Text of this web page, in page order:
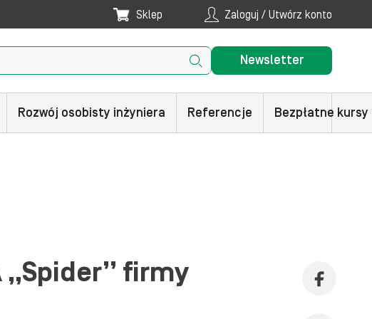
Sklep Zaloguj / Utwórz konto
Newsletter
Rozwój osobisty inżyniera Referencje Bezpłatne kursy
„Spider” firmy